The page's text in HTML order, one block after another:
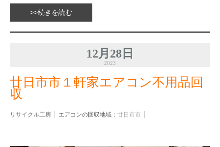
>>続きを読む
12月28日
2023
廿日市市１軒家エアコン不用品回
収
リサイクル工房 エアコンの回収地域： 廿日市市